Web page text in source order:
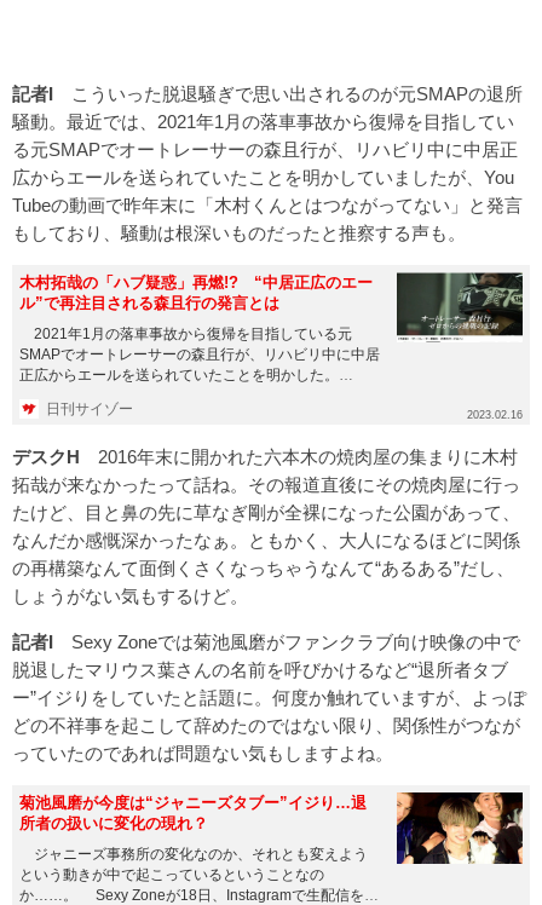
記者I こういった脱退騒ぎで思い出されるのが元SMAPの退所
騒動。最近では、2021年1月の落車事故から復帰を目指してい
る元SMAPでオートレーサーの森且行が、リハビリ中に中居正
広からエールを送られていたことを明かしていましたが、You
Tubeの動画で昨年末に「木村くんとはつながってない」と発言
もしており、騒動は根深いものだったと推察する声も。
木村拓哉の「ハブ疑惑」再燃!? “中居正広のエー
ル”で再注目される森且行の発言とは
2021年1月の落車事故から復帰を目指している元
SMAPでオートレーサーの森且行が、リハビリ中に中居
正広からエールを送られていたことを明かした。
日刊サイゾー 2023.02.16
デスクH 2016年末に開かれた六本木の焼肉屋の集まりに木村
拓哉が来なかったって話ね。その報道直後にその焼肉屋に行っ
たけど、目と鼻の先に草なぎ剛が全裸になった公園があって、
なんだか感慨深かったなぁ。ともかく、大人になるほどに関係
の再構築なんて面倒くさくなっちゃうなんて“あるある”だし、
しょうがない気もするけど。
記者I Sexy Zoneでは菊池風磨がファンクラブ向け映像の中で
脱退したマリウス葉さんの名前を呼びかけるなど“退所者タブ
ー”イジりをしていたと話題に。何度か触れていますが、よっぽ
どの不祥事を起こして辞めたのではない限り、関係性がつなが
っていたのであれば問題ない気もしますよね。
菊池風磨が今度は“ジャニーズタブー”イジり…退
所者の扱いに変化の現れ？
ジャニーズ事務所の変化なのか、それとも変えよう
という動きが中で起こっているということなの
か……。 Sexy Zoneが18日、Instagramで生配信を敢